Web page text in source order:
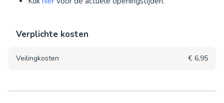
Verplichte kosten
Veilingkosten € 6,95